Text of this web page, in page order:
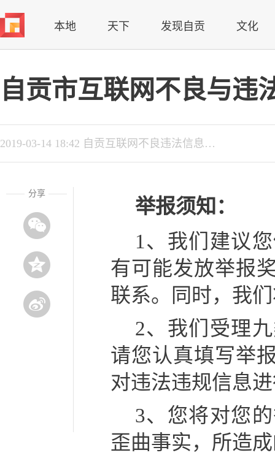
本地 天下 发现自贡 文化
自贡市互联网不良与违
2019-03-14 18:42 自贡互联网不良违法信息举报中心
分享
举报须知：
1、我们建议
有可能发放举报
联系。同时，我
2、我们受理
请您认真填写举
对违法违规信息
3、您将对您
歪曲事实，所造